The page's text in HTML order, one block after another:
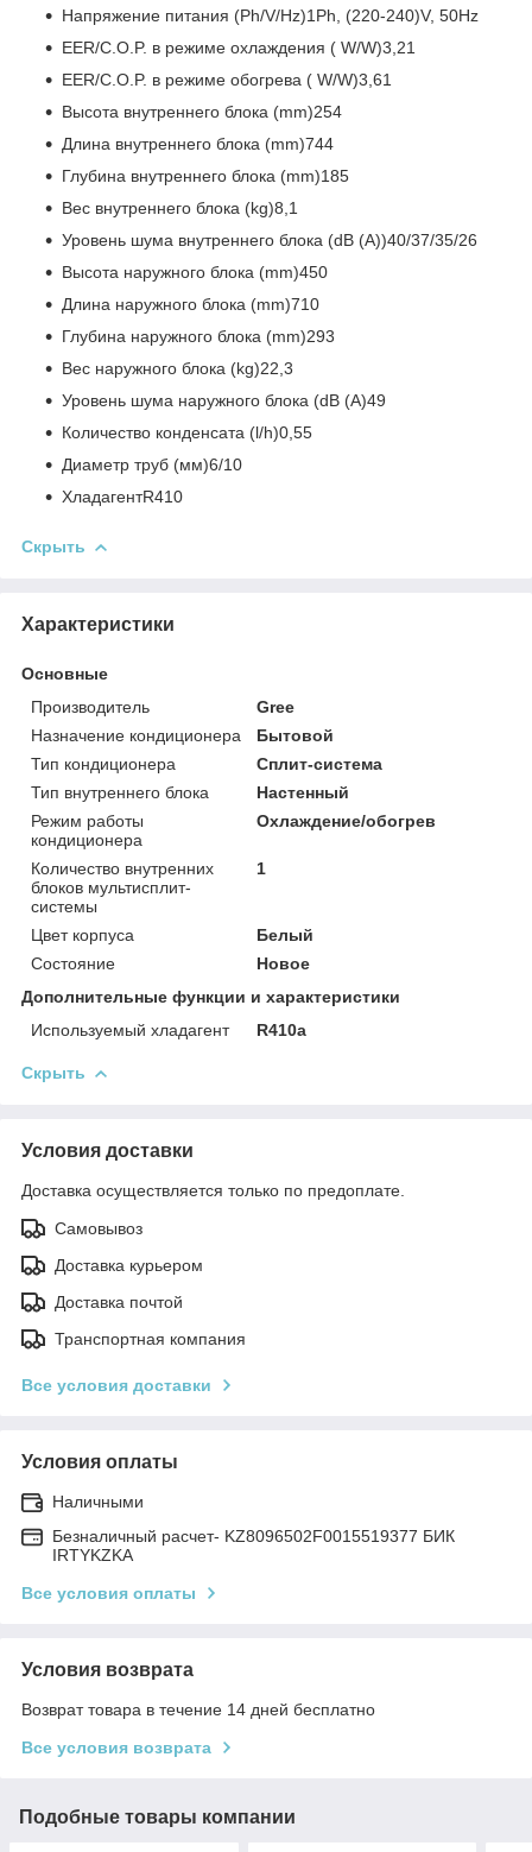
Напряжение питания (Ph/V/Hz)1Ph, (220-240)V, 50Hz
EER/C.O.P. в режиме охлаждения ( W/W)3,21
EER/C.O.P. в режиме обогрева ( W/W)3,61
Высота внутреннего блока (mm)254
Длина внутреннего блока (mm)744
Глубина внутреннего блока (mm)185
Вес внутреннего блока (kg)8,1
Уровень шума внутреннего блока (dB (A))40/37/35/26
Высота наружного блока (mm)450
Длина наружного блока (mm)710
Глубина наружного блока (mm)293
Вес наружного блока (kg)22,3
Уровень шума наружного блока (dB (A)49
Количество конденсата (l/h)0,55
Диаметр труб (мм)6/10
ХладагентR410
Скрыть
Характеристики
Основные
Производитель
Gree
Назначение кондиционера
Бытовой
Тип кондиционера
Сплит-система
Тип внутреннего блока
Настенный
Режим работы
кондиционера
Охлаждение/обогрев
Количество внутренних
блоков мультисплит-
системы
1
Цвет корпуса
Белый
Состояние
Новое
Дополнительные функции и характеристики
Используемый хладагент
R410a
Скрыть
Условия доставки
Доставка осуществляется только по предоплате.
Самовывоз
Доставка курьером
Доставка почтой
Транспортная компания
Все условия доставки
Условия оплаты
Наличными
Безналичный расчет- KZ8096502F0015519377 БИК
IRTYKZKA
Все условия оплаты
Условия возврата
Возврат товара в течение 14 дней бесплатно
Все условия возврата
Подобные товары компании